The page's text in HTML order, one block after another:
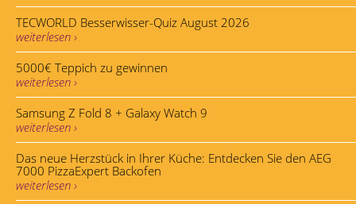
TECWORLD Besserwisser-Quiz August 2026
weiterlesen ›
5000€ Teppich zu gewinnen
weiterlesen ›
Samsung Z Fold 8 + Galaxy Watch 9
weiterlesen ›
Das neue Herzstück in Ihrer Küche: Entdecken Sie den AEG
7000 PizzaExpert Backofen
weiterlesen ›